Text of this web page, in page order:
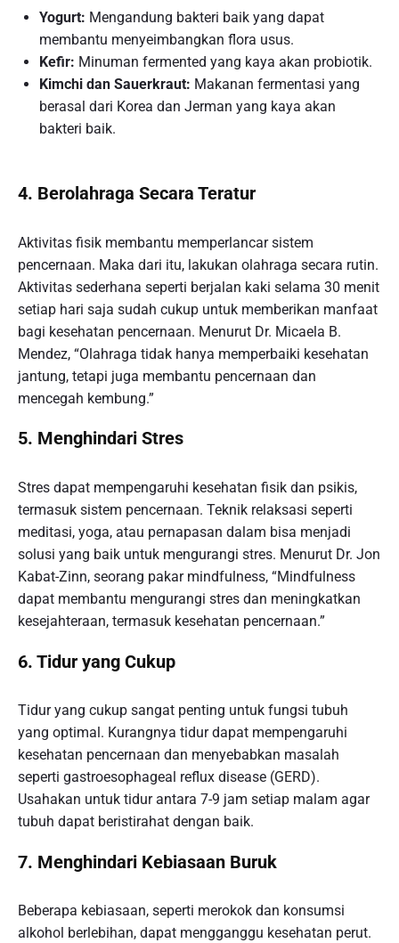
Yogurt: Mengandung bakteri baik yang dapat
membantu menyeimbangkan flora usus.
Kefir: Minuman fermented yang kaya akan probiotik.
Kimchi dan Sauerkraut: Makanan fermentasi yang
berasal dari Korea dan Jerman yang kaya akan
bakteri baik.
4. Berolahraga Secara Teratur
Aktivitas fisik membantu memperlancar sistem
pencernaan. Maka dari itu, lakukan olahraga secara rutin.
Aktivitas sederhana seperti berjalan kaki selama 30 menit
setiap hari saja sudah cukup untuk memberikan manfaat
bagi kesehatan pencernaan. Menurut Dr. Micaela B.
Mendez, “Olahraga tidak hanya memperbaiki kesehatan
jantung, tetapi juga membantu pencernaan dan
mencegah kembung.”
5. Menghindari Stres
Stres dapat mempengaruhi kesehatan fisik dan psikis,
termasuk sistem pencernaan. Teknik relaksasi seperti
meditasi, yoga, atau pernapasan dalam bisa menjadi
solusi yang baik untuk mengurangi stres. Menurut Dr. Jon
Kabat-Zinn, seorang pakar mindfulness, “Mindfulness
dapat membantu mengurangi stres dan meningkatkan
kesejahteraan, termasuk kesehatan pencernaan.”
6. Tidur yang Cukup
Tidur yang cukup sangat penting untuk fungsi tubuh
yang optimal. Kurangnya tidur dapat mempengaruhi
kesehatan pencernaan dan menyebabkan masalah
seperti gastroesophageal reflux disease (GERD).
Usahakan untuk tidur antara 7-9 jam setiap malam agar
tubuh dapat beristirahat dengan baik.
7. Menghindari Kebiasaan Buruk
Beberapa kebiasaan, seperti merokok dan konsumsi
alkohol berlebihan, dapat mengganggu kesehatan perut.